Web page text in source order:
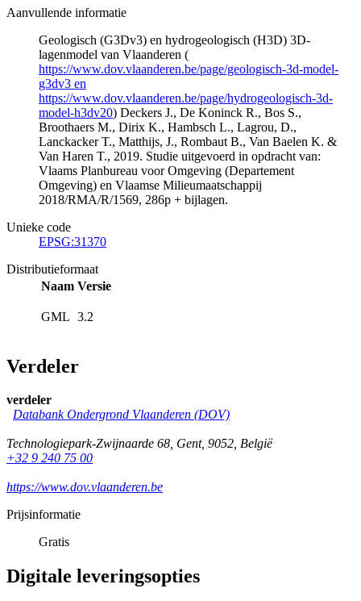
Aanvullende informatie
Geologisch (G3Dv3) en hydrogeologisch (H3D) 3D-
lagenmodel van Vlaanderen (
https://www.dov.vlaanderen.be/page/geologisch-3d-model-
g3dv3 en
https://www.dov.vlaanderen.be/page/hydrogeologisch-3d-
model-h3dv20) Deckers J., De Koninck R., Bos S.,
Broothaers M., Dirix K., Hambsch L., Lagrou, D.,
Lanckacker T., Matthijs, J., Rombaut B., Van Baelen K. &
Van Haren T., 2019. Studie uitgevoerd in opdracht van:
Vlaams Planbureau voor Omgeving (Departement
Omgeving) en Vlaamse Milieumaatschappij
2018/RMA/R/1569, 286p + bijlagen.
Unieke code
EPSG:31370
Distributieformaat
Naam Versie
GML 3.2
Verdeler
verdeler
Databank Ondergrond Vlaanderen (DOV)
Technologiepark-Zwijnaarde 68, Gent, 9052, België
+32 9 240 75 00
https://www.dov.vlaanderen.be
Prijsinformatie
Gratis
Digitale leveringsopties